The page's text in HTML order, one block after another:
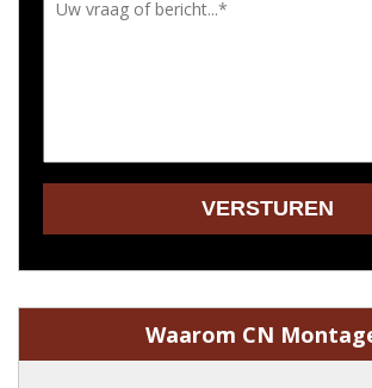
Waarom CN